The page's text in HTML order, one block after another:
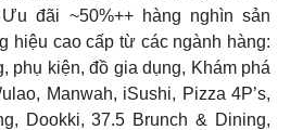
Ưu đãi ~50%++ hàng nghìn sản
hiệu cao cấp từ các ngành hàng:
phụ kiện, đồ gia dụng, Khám phá
Manwah, iSushi, Pizza 4P’s,
Dookki, 37.5 Brunch & Dining,